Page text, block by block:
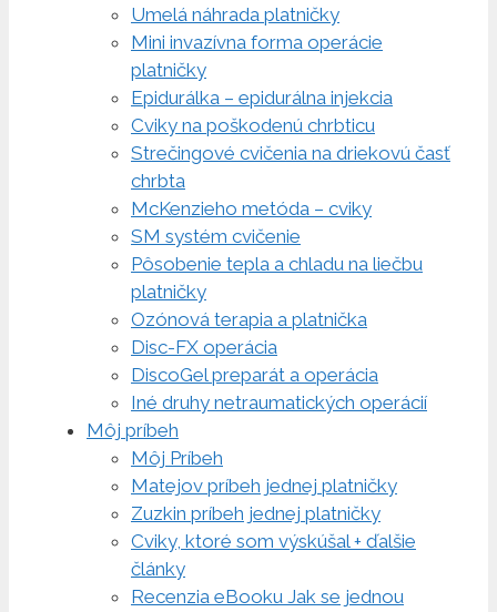
Umelá náhrada platničky
Mini invazívna forma operácie
platničky
Epidurálka – epidurálna injekcia
Cviky na poškodenú chrbticu
Strečingové cvičenia na driekovú časť
chrbta
McKenzieho metóda – cviky
SM systém cvičenie
Pôsobenie tepla a chladu na liečbu
platničky
Ozónová terapia a platnička
Disc-FX operácia
DiscoGel preparát a operácia
Iné druhy netraumatických operácií
Môj príbeh
Môj Príbeh
Matejov príbeh jednej platničky
Zuzkin príbeh jednej platničky
Cviky, ktoré som výskúšal + ďalšie
články
Recenzia eBooku Jak se jednou